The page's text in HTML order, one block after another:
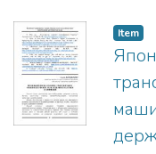
abroad.
Item